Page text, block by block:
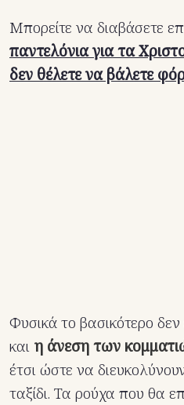
Μπορείτε να διαβάσετε
παντελόνια για τα
δεν θέλετε να βάλετε
Φυσικά το βασικότερο
και η άνεση των
έτσι ώστε να
ταξίδι. Τα ρούχα που θα